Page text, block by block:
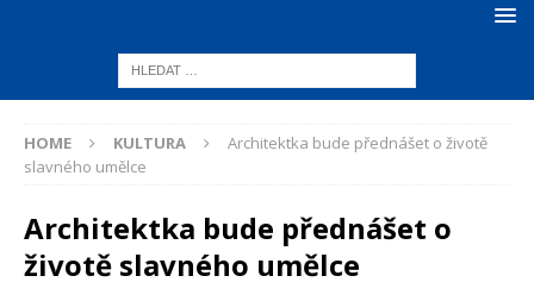
HOME KULTURA
Architektka bude přednášet o životě
slavného umělce
Architektka bude přednášet o
životě slavného umělce